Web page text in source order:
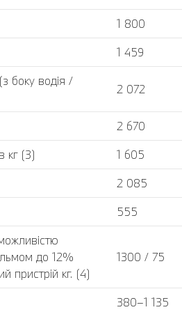
1 800
1 459
боку водія /
2 072
2 670
кг (3)
1 605
2 085
555
до 12%
пристрій кг. (4)
1300 / 75
380–1 135